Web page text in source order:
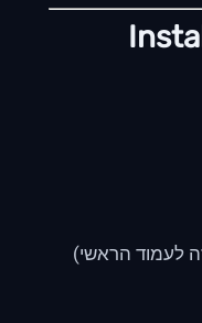
לעמוד הראשי)